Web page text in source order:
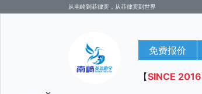
从南崎到菲律宾，从菲律宾到世界
免费报价
【SINCE 2016